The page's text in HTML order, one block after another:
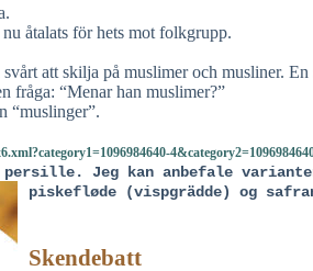
åtalats för hets mot folkgrupp.
att skilja på muslimer och musliner.
fråga: “Menar han muslimer?”
“muslinger”.
Jeg kan anbefale
piskefløde (vispgrädde) og
Skendebatt